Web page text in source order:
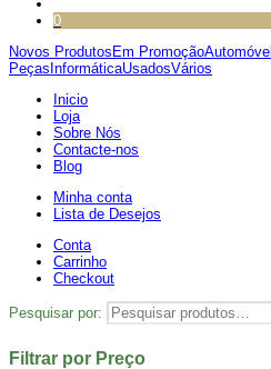
0
Novos Produtos Em PromoçãoAutomóvel
Peças InformáticaUsadosVários
Inicio
Loja
Sobre Nós
Contacte-nos
Blog
Minha conta
Lista de Desejos
Conta
Carrinho
Checkout
Pesquisar por:
Filtrar por Preço